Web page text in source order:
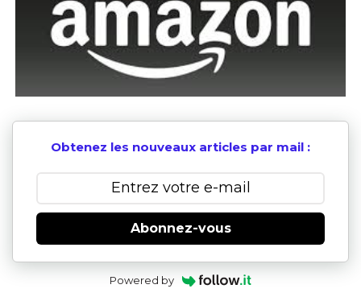
Obtenez les nouveaux articles par mail :
Abonnez-vous
Powered by